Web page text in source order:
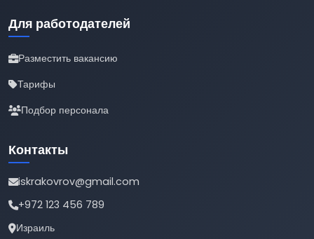
Для работодателей
Разместить вакансию
Тарифы
Подбор персонала
Контакты
iskrakovrov@gmail.com
+972 123 456 789
Израиль